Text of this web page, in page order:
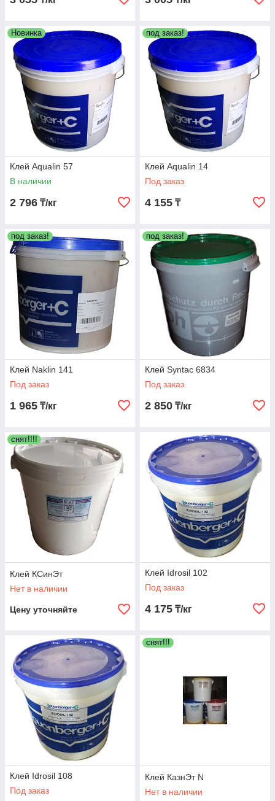
Новинка
Клей Aqualin 57
В наличии
2 796 ₸/кг
под заказ!
Клей Aqualin 14
Под заказ
4 155 ₸
под заказ!
Клей Naklin 141
Под заказ
1 965 ₸/кг
под заказ!
Клей Syntac 6834
Под заказ
2 850 ₸/кг
снят!!!!
Клей КСинЭт
Нет в наличии
Цену уточняйте
Клей Idrosil 102
Под заказ
4 175 ₸/кг
Клей Idrosil 108
Под заказ
снят!!!
Клей КазнЭт N
Нет в наличии